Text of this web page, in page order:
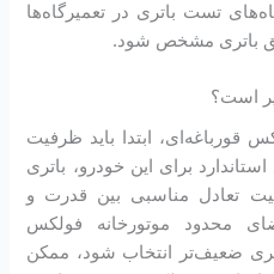
تست باتری در تعمیرگاه‌ها
باتری مشخص شود.
است؟
قورباغه‌ای، ابتدا باید ظرفیت
برای این خودرو، باتری
تعادل مناسبی بین قدرت و
محدود موتورخانه فولکس
ضعیف‌تر انتخاب شود، ممکن